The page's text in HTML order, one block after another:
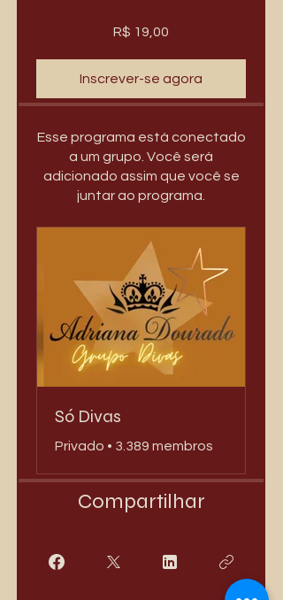
R$ 19,00
Inscrever-se agora
Esse programa está conectado
a um grupo. Você será
adicionado assim que você se
juntar ao programa.
Só Divas
Privado • 3.389 membros
Compartilhar